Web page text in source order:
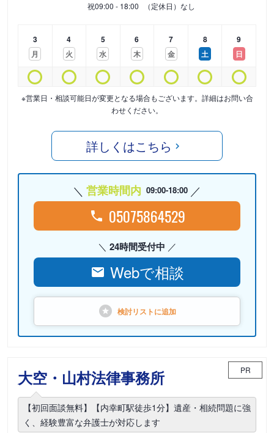
祝09:00 - 18:00 （定休日）なし
3
月
4
火
5
水
6
木
7
金
8
土
9
日
※営業日・相談可能日が変更となる場合もございます。詳細はお問い合
わせください。
詳しくはこちら
営業時間内 09:00-18:00
05075864529
24時間受付中
Webで相談
検討リストに追加
大空・山村法律事務所 PR
【初回面談無料】【内幸町駅徒歩1分】遺産・相続問題に強
く、経験豊富な弁護士が対応します